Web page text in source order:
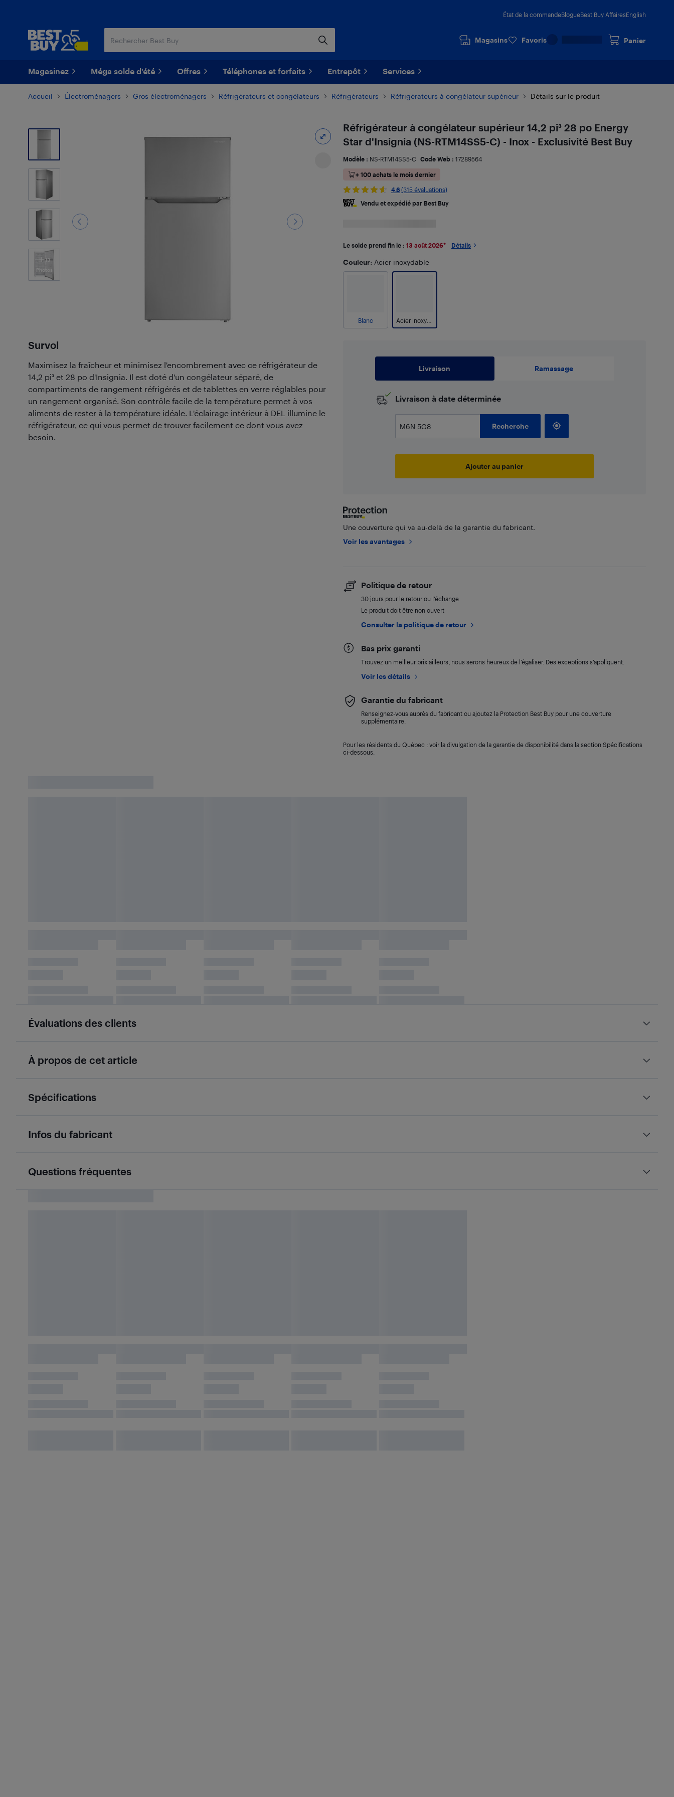
État de la commandeBlogueBest Buy AffairesEnglish
Magasins Favoris Panier
Magasinez Méga solde d'été Offres Téléphones et forfaits Entrepôt Services
Accueil Électroménagers Gros électroménagers Réfrigérateurs et congélateurs Réfrigérateurs Réfrigérateurs à congélateur supérieur Détails sur le produit
13
Photos
Survol
Maximisez la fraîcheur et minimisez l'encombrement avec ce réfrigérateur de
14,2 pi³ et 28 po d'Insignia. Il est doté d'un congélateur séparé, de
compartiments de rangement réfrigérés et de tablettes en verre réglables pour
un rangement organisé. Son contrôle facile de la température permet à vos
aliments de rester à la température idéale. L'éclairage intérieur à DEL illumine le
réfrigérateur, ce qui vous permet de trouver facilement ce dont vous avez
besoin.
Réfrigérateur à congélateur supérieur 14,2 pi³ 28 po Energy
Star d'Insignia (NS-RTM14SS5-C) - Inox - Exclusivité Best Buy
Modèle : NS-RTM14SS5-C Code Web : 17289564
+ 100 achats le mois dernier
4.6 (315 évaluations)
Vendu et expédié par Best Buy
Le solde prend fin le : 13 août 2026* Détails
Couleur: Acier inoxydable
Blanc Acier inoxydable
Livraison Ramassage
​Livraison à date déterminée
Recherche
Ajouter au panier
Une couverture qui va au-delà de la garantie du fabricant.
Voir les avantages
Politique de retour
30 jours pour le retour ou l’échange
Le produit doit être non ouvert
Consulter la politique de retour
Bas prix garanti
Trouvez un meilleur prix ailleurs, nous serons heureux de l’égaliser. Des exceptions s’appliquent.
Voir les détails
Garantie du fabricant
Renseignez-vous auprès du fabricant ou ajoutez la Protection Best Buy pour une couverture
supplémentaire.
Pour les résidents du Québec : voir la divulgation de la garantie de disponibilité dans la section Spécifications
ci-dessous.
Évaluations des clients
À propos de cet article
Spécifications
Infos du fabricant
Questions fréquentes